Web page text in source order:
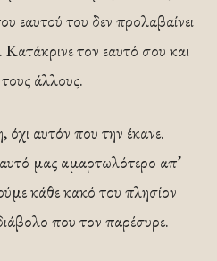
εαυτού του δεν προλαβαίνει
τον εαυτό σου και
άλλους.
όχι αυτόν που την έκανε.
μας αμαρτωλότερο απ’
κάθε κακό του πλησίον
που τον παρέσυρε.